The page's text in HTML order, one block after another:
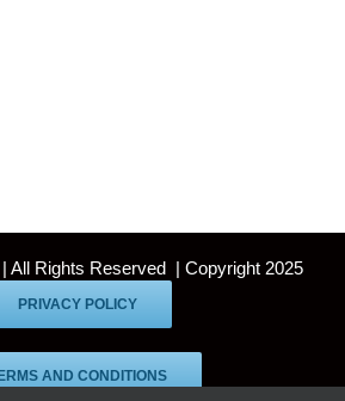
All Rights Reserved | Copyright 2025
PRIVACY POLICY
AND CONDITIONS